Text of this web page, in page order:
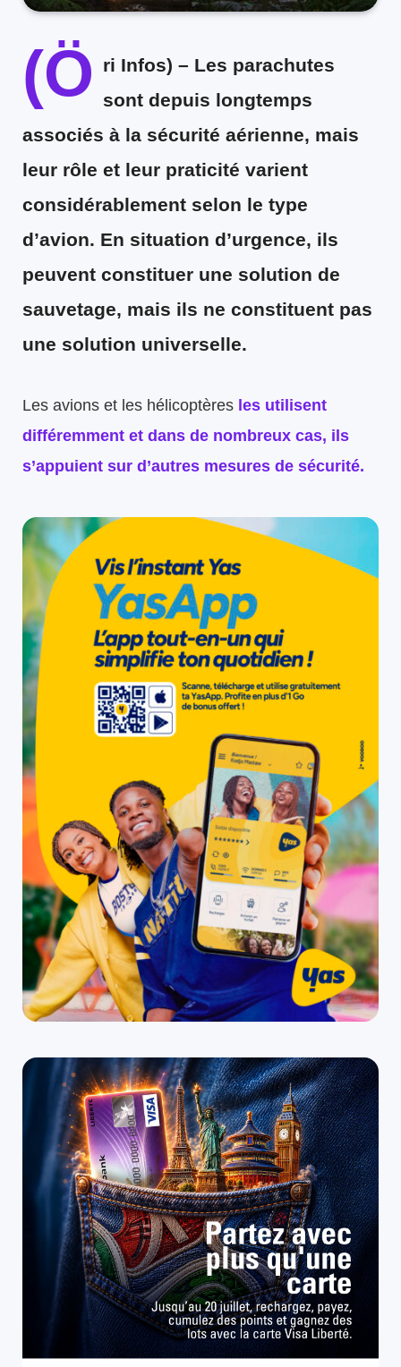
(Ö ri Infos) – Les parachutes
sont depuis longtemps
associés à la sécurité aérienne, mais
leur rôle et leur praticité varient
considérablement selon le type
d’avion. En situation d’urgence, ils
peuvent constituer une solution de
sauvetage, mais ils ne constituent pas
une solution universelle.
Les avions et les hélicoptères les utilisent
différemment et dans de nombreux cas, ils
s’appuient sur d’autres mesures de sécurité.